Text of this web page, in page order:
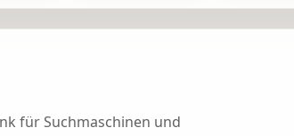
für Suchmaschinen und